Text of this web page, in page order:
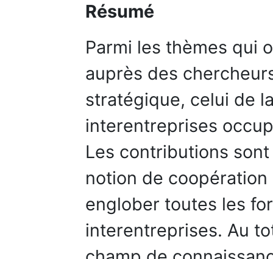
Résumé
Parmi les thèmes qui
auprès des
stratégique, celui de
interentreprises
Les contributions
notion de
englober toutes les
interentreprises. Au